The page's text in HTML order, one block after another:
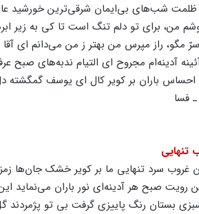
ظلمت‌ شب‌های‌ بی‌ایمان‌ شرقی‌ترین‌ خورشید
من‌، برای‌ تو دلم‌ تنگ‌ است‌ تا کی‌ به‌ زیر
سرّ مگو، راز مپرس‌ من‌ بهتر ز من‌ می‌دانم‌ ای‌
آدینه‌ام‌ مجروح‌ ای‌ التیام‌ ندبه‌های‌ صبح‌
احساس‌ باران‌ بر کویر کال‌ ای‌ یوسف‌ گمگشته‌
فسا
تنهایی‌
غروب‌ سرد تنهایی‌ ما بر کویر خشک‌ جان‌ها
صبح‌ هر آدینه‌ای‌ نور باران‌ می‌نماید این‌
بستان‌ رنگ‌ پاییزی‌ گرفت‌ بی‌ تو پژمردند